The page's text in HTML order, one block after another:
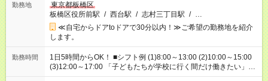
勤務地
東京都板橋区
板橋区役所前駅 / 西台駅 / 志村三丁目駅 / …
≪自宅からドアtoドアで30分以内！≫ご希望の勤務地を紹介
します。
勤務時間
1日5時間からOK！ ■シフト例 (1)8:00～13:00 (2)10:00～15:00
(3)12:00～17:00 「子どもたちが学校に行く間だけ働きたい」
「余裕を持って夕飯の準備がしたい」 「午前中は働いて、午後